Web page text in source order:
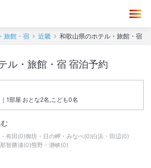
旅館・宿 近畿 和歌山県のホテル・旅館・宿
ル・旅館・宿 宿泊予約
1部屋 おとな2名,こども0名
有田(0)御坊・日の岬・みなべ(0)白浜・田辺(0)
智勝浦(0)熊野・瀞峡(0)